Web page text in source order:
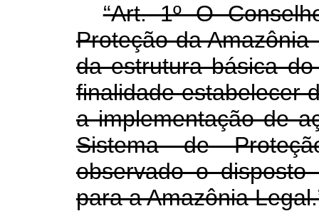
“Art. 1º O
Proteção da
da estrutura básica
finalidade estabelecer
a implementação de
Sistema de
observado o
para a Amazônia